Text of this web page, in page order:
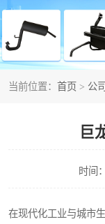
当前位置： 首页 > 公
巨
时间
在现代化工业与城市